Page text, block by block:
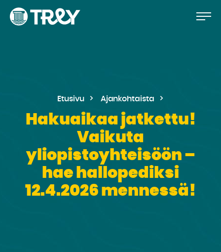
Hyppää
sisältöön
Siirry
TREY
-etusivulle
Etusivu Ajankohtaista
Hakuaikaa jatkettu!
Vaikuta
yliopistoyhteisöön –
hae hallopediksi
12.4.2026 mennessä!